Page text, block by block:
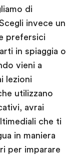
di
invece un
prefersici
in spiaggia o
vieni a
lezioni
utilizzano
avrai
che ti
in maniera
per imparare